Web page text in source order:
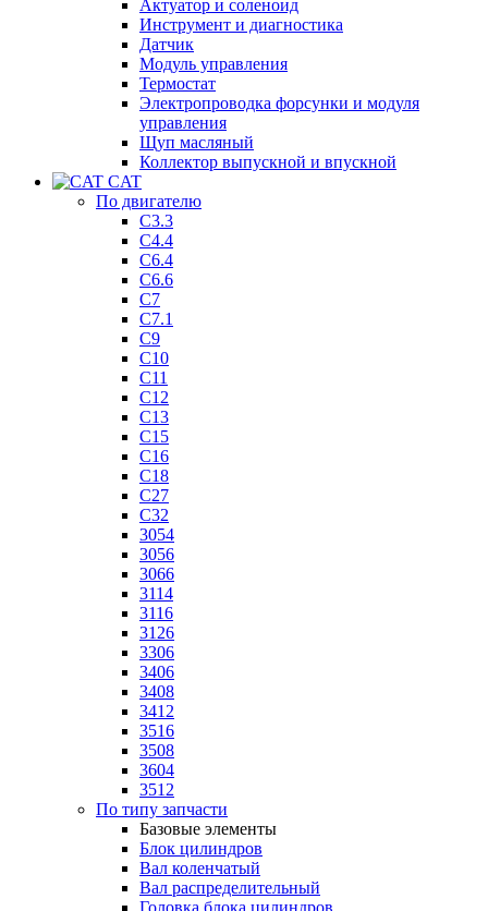
Актуатор и соленоид
Инструмент и диагностика
Датчик
Модуль управления
Термостат
Электропроводка форсунки и модуля
управления
Щуп масляный
Коллектор выпускной и впускной
CAT
По двигателю
C3.3
C4.4
C6.4
C6.6
C7
C7.1
C9
C10
C11
C12
C13
C15
C16
C18
C27
C32
3054
3056
3066
3114
3116
3126
3306
3406
3408
3412
3516
3508
3604
3512
По типу запчасти
Базовые элементы
Блок цилиндров
Вал коленчатый
Вал распределительный
Головка блока цилиндров